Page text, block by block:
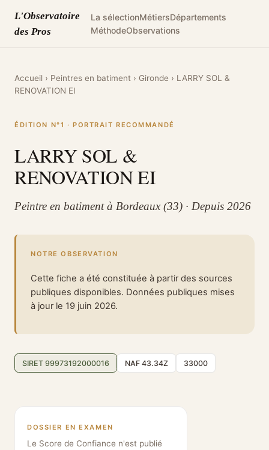
L'Observatoire
des Pros
La sélectionMétiersDépartements
MéthodeObservations
Accueil › Peintres en batiment › Gironde › LARRY SOL &
RENOVATION EI
ÉDITION N°1 · PORTRAIT RECOMMANDÉ
LARRY SOL &
RENOVATION EI
Peintre en batiment à Bordeaux (33) · Depuis 2026
NOTRE OBSERVATION
Cette fiche a été constituée à partir des sources
publiques disponibles. Données publiques mises
à jour le 19 juin 2026.
SIRET 99973192000016 NAF 43.34Z 33000
DOSSIER EN EXAMEN
Le Score de Confiance n'est publié